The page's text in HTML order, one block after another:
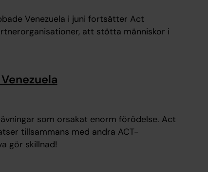
Venezuela i juni fortsätter Act
att stötta människor i
som orsakat enorm förödelse. Act
tillsammans med andra ACT-
gör skillnad!